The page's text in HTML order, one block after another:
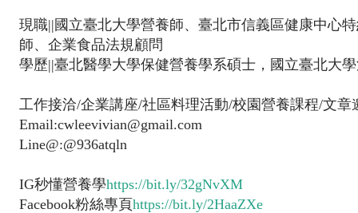
現職||國立臺北大學營養師、臺北市信義區健康中心
師、企業食品法規顧問
學歷||臺北醫學大學保健營養學系碩士，國立臺北大
工作接洽/企業講座/社區料理活動/校園營養課程/文章
Email:cwleevivian@gmail.com
Line@:@936atqln
IG秒懂營養學https://bit.ly/32gNvXM
Facebook粉絲專頁https://bit.ly/2HaaZXe